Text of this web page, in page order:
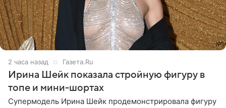
2 часа назад Газета.Ru
Ирина Шейк показала стройную фигуру в
топе и мини-шортах
Супермодель Ирина Шейк продемонстрировала фигуру